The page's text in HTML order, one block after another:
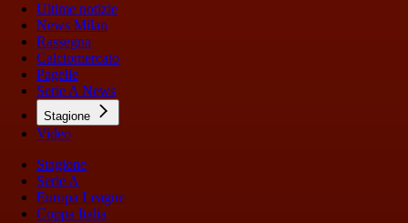
Ultime notizie
News Milan
Rassegna
Calciomercato
Pagelle
Serie A News
Stagione
Video
Stagione
Serie A
Europa League
Coppa Italia